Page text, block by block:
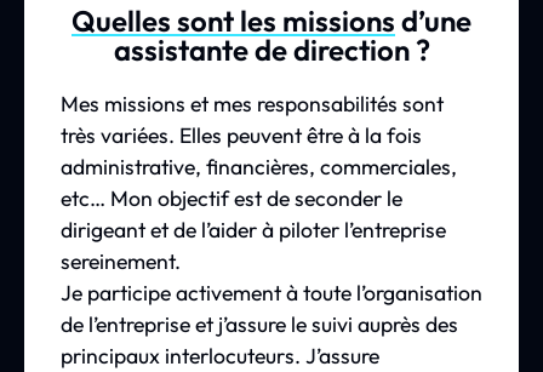
Quelles sont les missions d’une
assistante de direction ?
Mes missions et mes responsabilités sont
très variées. Elles peuvent être à la fois
administrative, financières, commerciales,
etc… Mon objectif est de seconder le
dirigeant et de l’aider à piloter l’entreprise
sereinement.
Je participe activement à toute l’organisation
de l’entreprise et j’assure le suivi auprès des
principaux interlocuteurs. J’assure